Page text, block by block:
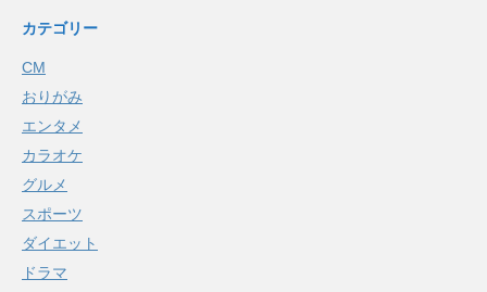
カテゴリー
CM
おりがみ
エンタメ
カラオケ
グルメ
スポーツ
ダイエット
ドラマ